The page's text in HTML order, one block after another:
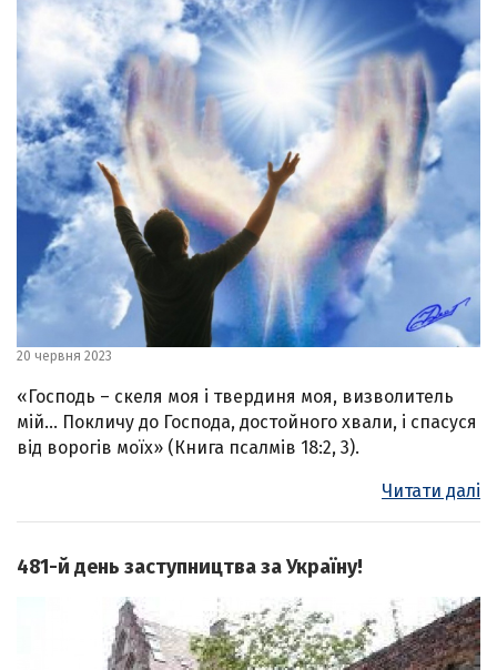
20 червня 2023
«Господь – скеля моя і твердиня моя, визволитель
мій… Покличу до Господа, достойного хвали, і спасуся
від ворогів моїх» (Книга псалмів 18:2, 3).
Читати далі
481-й день заступництва за Україну!